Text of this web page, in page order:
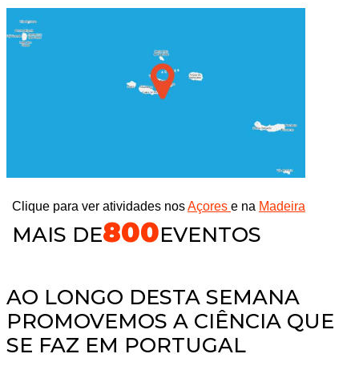
Clique para ver atividades nosAçores e na Madeira
MAIS DE800EVENTOS
AO LONGO DESTA SEMANA
PROMOVEMOS A CIÊNCIA QUE
SE FAZ EM PORTUGAL